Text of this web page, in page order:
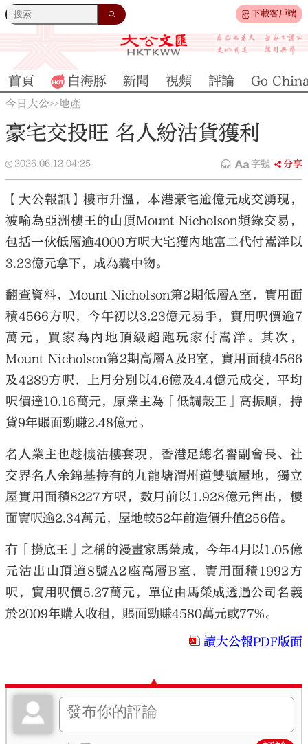
下載客戶端
大公文匯
首頁 白海豚 新聞 視頻 評論 Go
今日大公>>地產
豪宅交投旺 名人紛沽貨獲利
2026.06.12 04:25 字號 分享
【大公報訊】樓市升溫，本港豪宅逾億元成交湧現，
被喻為亞洲樓王的山頂Mount Nicholson頻錄交易，
包括一伙低層逾4000方呎大宅獲內地富二代付嵩洋以
3.23億元拿下，成為囊中物。
翻查資料，Mount Nicholson第2期低層A室，實用面
積4566方呎，今年初以3.23億元易手，實用呎價逾7
萬元，買家為內地頂級超跑玩家付嵩洋。其次，
Mount Nicholson第2期高層A及B室，實用面積4566
及4289方呎，上月分別以4.6億及4.4億元成交，平均
呎價達10.16萬元，原業主為「低調殼王」高振順，持
貨9年賬面勁賺2.48億元。
名人業主也趁機沽樓套現，香港足總名譽副會長、社
交界名人余錦基持有的九龍塘渭州道雙號屋地，獨立
屋實用面積8227方呎，數月前以1.928億元售出，樓
面實呎逾2.34萬元，屋地較52年前造價升值256倍。
有「撈底王」之稱的漫畫家馬榮成，今年4月以1.05億
元沽出山頂道8號A2座高層B室，實用面積1992方
呎，實用呎價5.27萬元，單位由馬榮成透過公司名義
於2009年購入收租，賬面勁賺4580萬元或77%。
讀大公報PDF版面